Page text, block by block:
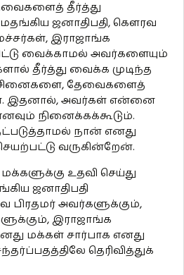
தீர்த்து
ஜனாதிபதி, கௌரவ
இராஜாங்க
வைக்காமல் அவர்களையும்
தீர்த்து வைக்க முடிந்த
தேவைகளைத்
இதனால், அவர்கள் என்னை
நினைக்கக்கூடும்.
நான் எனது
வருகின்றேன்.
உதவி செய்து
ஜனாதிபதி
அவர்களுக்கும்,
இராஜாங்க
மக்கள் சார்பாக எனது
தெரிவித்துக்